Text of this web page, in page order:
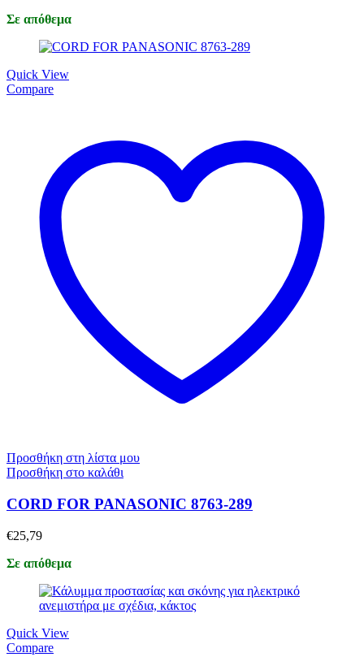
Σε απόθεμα
Quick View
Compare
Προσθήκη στη λίστα μου
Προσθήκη στο καλάθι
CORD FOR PANASONIC 8763-289
€25,79
Σε απόθεμα
Quick View
Compare